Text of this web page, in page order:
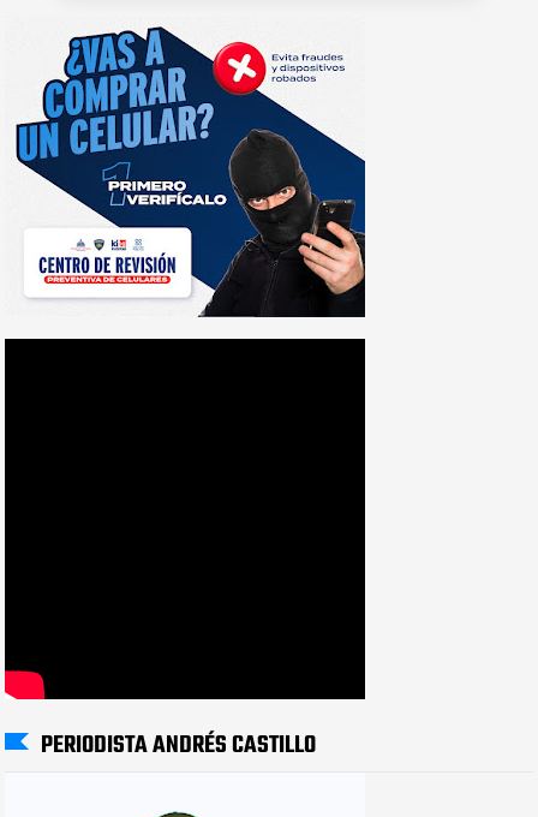
PERIODISTA ANDRÉS CASTILLO